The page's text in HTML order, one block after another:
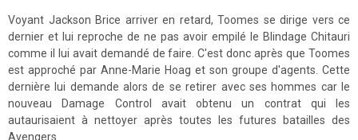
Voyant Jackson Brice arriver en retard, Toomes se dirige vers ce
dernier et lui reproche de ne pas avoir empilé le Blindage Chitauri
comme il lui avait demandé de faire. C'est donc après que Toomes
est approché par Anne-Marie Hoag et son groupe d'agents. Cette
dernière lui demande alors de se retirer avec ses hommes car le
nouveau Damage Control avait obtenu un contrat qui les
autaurisaient à nettoyer après toutes les futures batailles des
Avengers.